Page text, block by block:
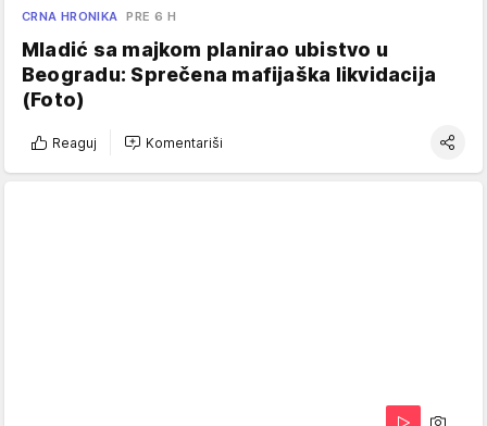
CRNA HRONIKA PRE 6 H
Mladić sa majkom planirao ubistvo u
Beogradu: Sprečena mafijaška likvidacija
(Foto)
Reaguj Komentariši